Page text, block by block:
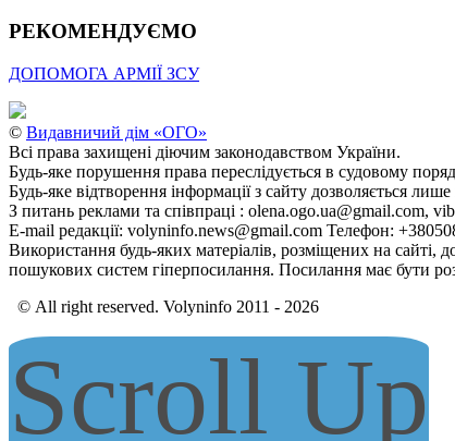
РЕКОМЕНДУЄМО
ДОПОМОГА АРМІЇ ЗСУ
© Видавничий дім «ОГО»
Всі права захищені діючим законодавством України.
Будь-яке порушення права переслідується в судовому
Будь-яке відтворення інформації з сайту дозволяється
З питань реклами та співпраці : olena.ogo.ua@gmail.com,
E-mail редакції: volyninfo.news@gmail.com Телефон:
Використання будь-яких матеріалів, розміщених на
пошукових систем гіперпосилання. Посилання має бути
© All right reserved. Volyninfo 2011 - 2026
Scroll Up